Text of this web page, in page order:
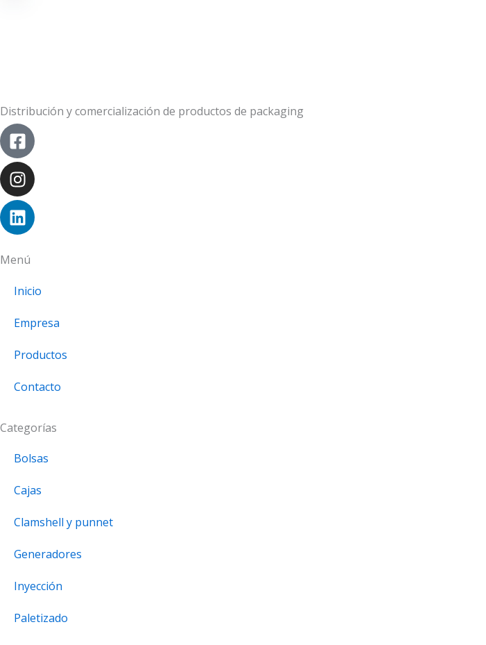
Distribución y comercialización de productos de packaging
Facebook-
square
Instagram
Linkedin
Menú
Inicio
Empresa
Productos
Contacto
Categorías
Bolsas
Cajas
Clamshell y punnet
Generadores
Inyección
Paletizado